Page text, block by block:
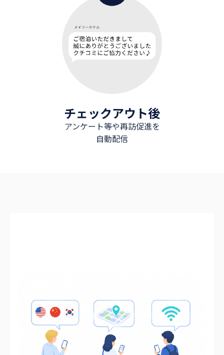
チェックアウト後
アンケート等や再訪促進を
自動配信